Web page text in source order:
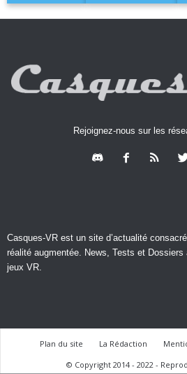
Rejoignez-nous sur les
Casques-VR est un site d’actualité
réalité augmentée. News, Tests et
jeux VR.
Plan du site La Rédaction
© Copyright 2014 - 2022 -